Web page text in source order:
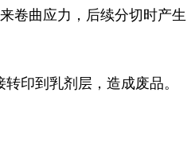
卷曲应力，后续分切时产生
印到乳剂层，造成废品。